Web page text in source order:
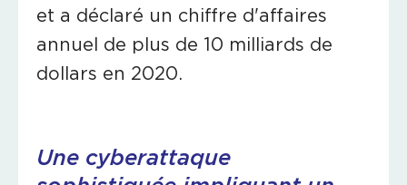
et a déclaré un chiffre d'affaires
annuel de plus de 10 milliards de
dollars en 2020.
Une cyberattaque